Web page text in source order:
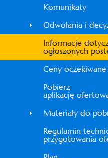
Komunikaty
Odwołania i
Informacje
ogłoszonych
Ceny oczekiwane
Pobierz
aplikację
Materiały do
Regulamin
przygotowania